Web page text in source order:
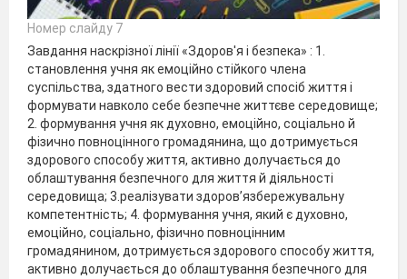
Номер слайду 7
Завдання наскрізної лінії «Здоров'я і безпека» : 1.
становлення учня як емоційно стійкого члена
суспільства, здатного вести здоровий спосіб життя і
формувати навколо себе безпечне життєве середовище;
2. формування учня як духовно, емоційно, соціально й
фізично повноцінного громадянина, що дотримується
здорового способу життя, активно долучається до
облаштування безпечного для життя й діяльності
середовища; 3.реалізувати здоров’язбережувальну
компетентність; 4. формування учня, який є духовно,
емоційно, соціально, фізично повноцінним
громадянином, дотримується здорового способу життя,
активно долучається до облаштування безпечного для